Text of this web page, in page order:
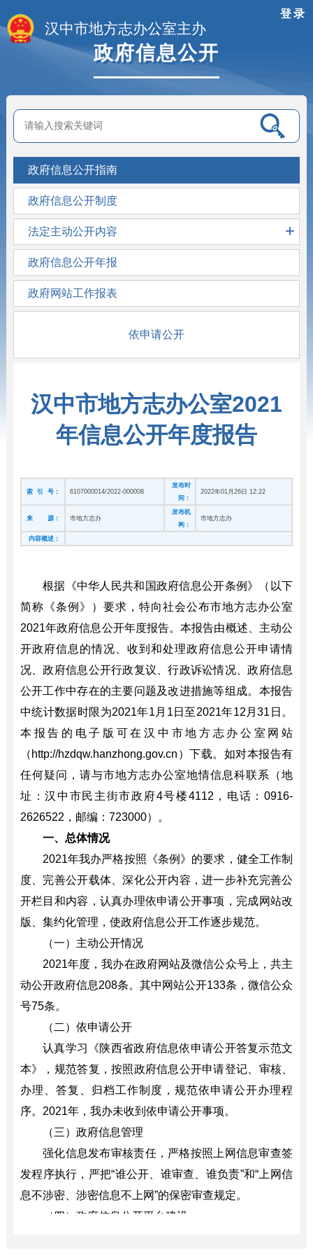
登录
汉中市地方志办公室主办
政府信息公开
政府信息公开指南
政府信息公开制度
法定主动公开内容 +
政府信息公开年报
政府网站工作报表
依申请公开
汉中市地方志办公室2021
年信息公开年度报告
索 引 号： 6107000014/2022-000008
发布时
间：
2022年01月26日 12:22
来 源： 市地方志办
发布机
构：
市地方志办
内容概述：
根据《中华人民共和国政府信息公开条例》（以下
简称《条例》）要求，特向社会公布市地方志办公室
2021年政府信息公开年度报告。本报告由概述、主动公
开政府信息的情况、收到和处理政府信息公开申请情
况、政府信息公开行政复议、行政诉讼情况、政府信息
公开工作中存在的主要问题及改进措施等组成。本报告
中统计数据时限为2021年1月1日至2021年12月31日。
本报告的电子版可在汉中市地方志办公室网站
（http://hzdqw.hanzhong.gov.cn）下载。如对本报告有
任何疑问，请与市地方志办公室地情信息科联系（地
址：汉中市民主街市政府4号楼4112 ，电话：0916-
2626522 ，邮编： 723000）。
一、总体情况
2021年我办严格按照《条例》的要求，健全工作制
度、完善公开载体、深化公开内容，进一步补充完善公
开栏目和内容，认真办理依申请公开事项，完成网站改
版、集约化管理，使政府信息公开工作逐步规范。
（一）主动公开情况
2021年度，我办在政府网站及微信公众号上，共主
动公开政府信息208条。其中 网站公开133条，微信公众
号75条。
（二）依申请公开
认真学习
《陕西省政府信息依申请公开答复示范文
本》，规范答复 ，按照政府信息公开申请登记、审核、
办理、答复、归档工作制度，规范依申请公开办理程
序。 2021年，我办未收到依申请公开事项。
（三）政府信息管理
强化信息发布审核责任，严格按照上网信息审查签
发程序执行，严把“谁公开、谁审查、谁负责”和“上网信
息不涉密、涉密信息不上网”的保密审查规定。
（四）政府信息公开平台建设